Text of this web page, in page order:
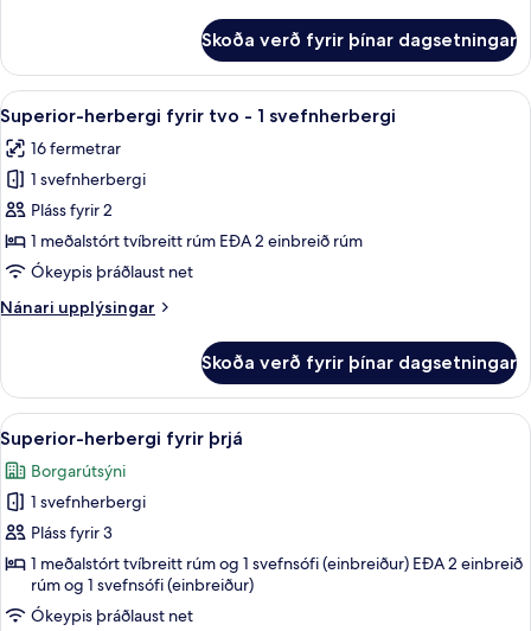
herbergi
með
tvíbreiðu
rúmi
Skoða verð fyrir þínar dagsetningar
Skoða
allar
myndir
fyrir
Superior-
herbergi
fyrir
-
Superior-herbergi fyrir tvo - 1
13
Superior-herbergi fyrir tvo - 1 svefnherbergi
16 fermetrar
1 svefnherbergi
Pláss fyrir 2
1 meðalstórt tvíbreitt rúm EÐA 2 einbreið rúm
Ókeypis þráðlaust net
Nánari upplýsingar
Nánari
herbergi
fyrir
tvo
svefnherbergi
Skoða verð fyrir þínar dagsetningar
Skoða
allar
myndir
fyrir
Superior-
herbergi
fyrir
þrjá
Superior-herbergi fyrir þrjá | Ítölsk
7
Superior-herbergi fyrir þrjá
Borgarútsýni
1 svefnherbergi
Pláss fyrir 3
1 meðalstórt tvíbreitt rúm og 1 svefnsófi (einbreiður) EÐA 2 einbreið
rúm og 1 svefnsófi (einbreiður)
Ókeypis þráðlaust net